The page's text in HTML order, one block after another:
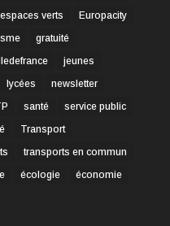
espaces verts
Europacity
gratuité
jeunes
lycées
newsletter
santé
service public
Transport
transports en commun
écologie
économie